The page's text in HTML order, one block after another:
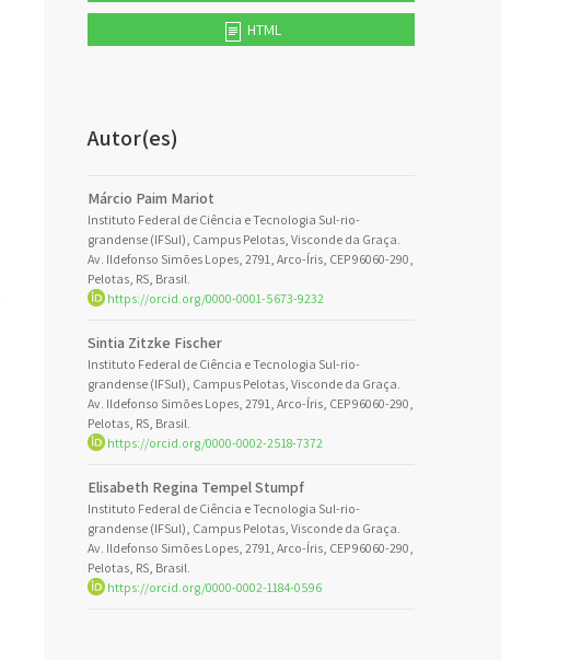
HTML
Autor(es)
Márcio Paim Mariot
Instituto Federal de Ciência e Tecnologia Sul-rio-
grandense (IFSul), Campus Pelotas, Visconde da Graça.
Av. Ildefonso Simões Lopes, 2791, Arco-Íris, CEP 96060-290,
Pelotas, RS, Brasil.
https://orcid.org/0000-0001-5673-9232
Sintia Zitzke Fischer
Instituto Federal de Ciência e Tecnologia Sul-rio-
grandense (IFSul), Campus Pelotas, Visconde da Graça.
Av. Ildefonso Simões Lopes, 2791, Arco-Íris, CEP 96060-290,
Pelotas, RS, Brasil.
https://orcid.org/0000-0002-2518-7372
Elisabeth Regina Tempel Stumpf
Instituto Federal de Ciência e Tecnologia Sul-rio-
grandense (IFSul), Campus Pelotas, Visconde da Graça.
Av. Ildefonso Simões Lopes, 2791, Arco-Íris, CEP 96060-290,
Pelotas, RS, Brasil.
https://orcid.org/0000-0002-1184-0596